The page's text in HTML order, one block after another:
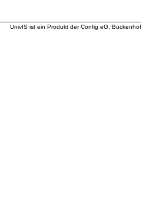
UnivIS ist ein Produkt der Config eG, Buckenhof